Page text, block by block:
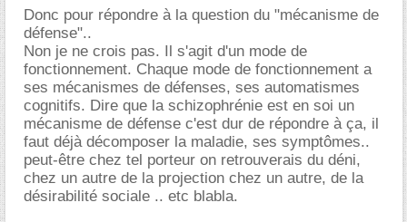
Donc pour répondre à la question du "mécanisme de
défense"..
Non je ne crois pas. Il s'agit d'un mode de
fonctionnement. Chaque mode de fonctionnement a
ses mécanismes de défenses, ses automatismes
cognitifs. Dire que la schizophrénie est en soi un
mécanisme de défense c'est dur de répondre à ça, il
faut déjà décomposer la maladie, ses symptômes..
peut-être chez tel porteur on retrouverais du déni,
chez un autre de la projection chez un autre, de la
désirabilité sociale .. etc blabla.